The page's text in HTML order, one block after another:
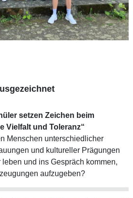
setzen Zeichen beim
Vielfalt und Toleranz“
Menschen unterschiedlicher
und kultureller Prägungen
und ins Gespräch kommen,
aufzugeben?